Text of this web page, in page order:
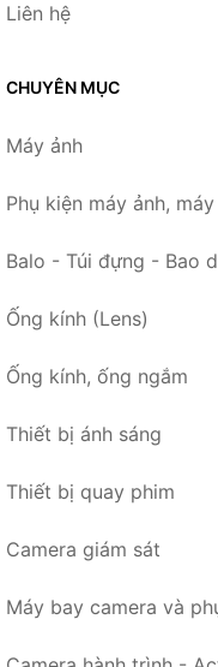
Liên hệ
CHUYÊN MỤC
Máy ảnh
Phụ kiện máy ảnh,
Balo - Túi đựng - Bao
Ống kính (Lens)
Ống kính, ống ngắm
Thiết bị ánh sáng
Thiết bị quay phim
Camera giám sát
Máy bay camera và